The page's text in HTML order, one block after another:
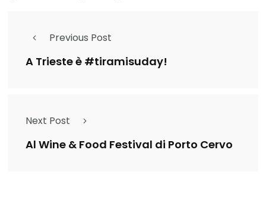
Previous Post
A Trieste è #tiramisuday!
Next Post
Al Wine & Food Festival di Porto Cervo